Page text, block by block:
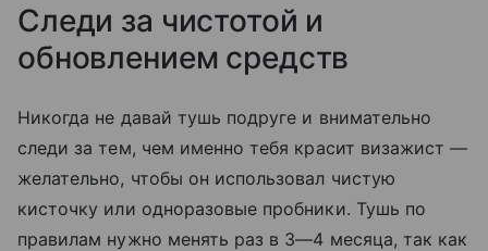
Следи за чистотой и
обновлением средств
Никогда не давай тушь подруге и внимательно
следи за тем, чем именно тебя красит визажист —
желательно, чтобы он использовал чистую
кисточку или одноразовые пробники. Тушь по
правилам нужно менять раз в 3—4 месяца, так как